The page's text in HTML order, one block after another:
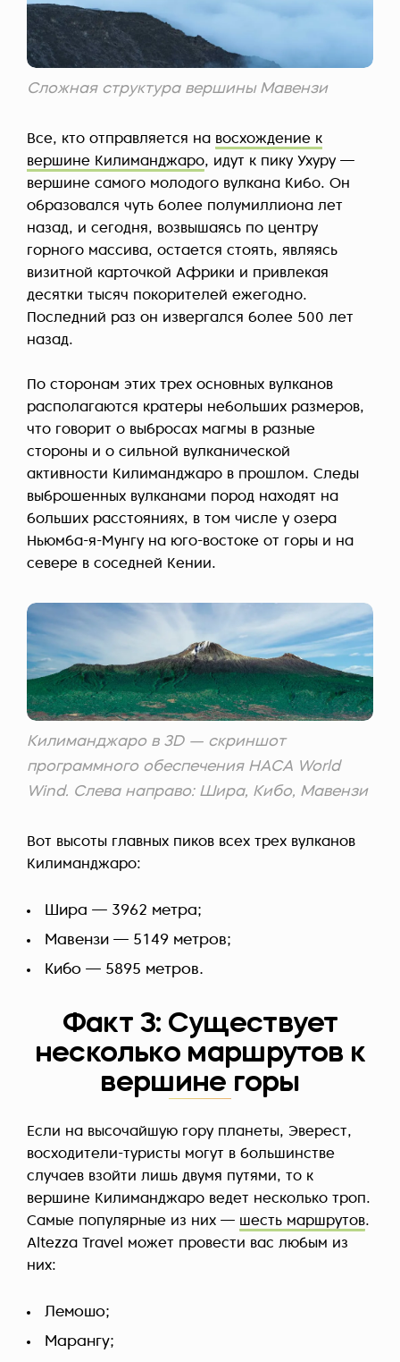
Сложная структура вершины Мавензи
Все, кто отправляется на восхождение к
вершине Килиманджаро, идут к пику Ухуру —
вершине самого молодого вулкана Кибо. Он
образовался чуть более полумиллиона лет
назад, и сегодня, возвышаясь по центру
горного массива, остается стоять, являясь
визитной карточкой Африки и привлекая
десятки тысяч покорителей ежегодно.
Последний раз он извергался более 500 лет
назад.
По сторонам этих трех основных вулканов
располагаются кратеры небольших размеров,
что говорит о выбросах магмы в разные
стороны и о сильной вулканической
активности Килиманджаро в прошлом. Следы
выброшенных вулканами пород находят на
больших расстояниях, в том числе у озера
Ньюмба-я-Мунгу на юго-востоке от горы и на
севере в соседней Кении.
Килиманджаро в 3D — скриншот
программного обеспечения НАСА World
Wind. Слева направо: Шира, Кибо, Мавензи
Вот высоты главных пиков всех трех вулканов
Килиманджаро:
Шира — 3962 метра;
Мавензи — 5149 метров;
Кибо — 5895 метров.
Факт 3: Существует
несколько маршрутов к
вершине горы
Если на высочайшую гору планеты, Эверест,
восходители-туристы могут в большинстве
случаев взойти лишь двумя путями, то к
вершине Килиманджаро ведет несколько троп.
Самые популярные из них — шесть маршрутов.
Altezza Travel может провести вас любым из
них:
Лемошо;
Марангу;